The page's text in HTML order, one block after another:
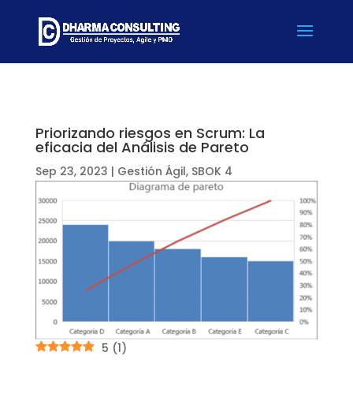
Priorizando riesgos en Scrum: La
eficacia del Análisis de Pareto
Sep 23, 2023 | Gestión Ágil, SBOK 4
5 (1)